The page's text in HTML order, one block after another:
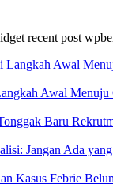
recent post
Awal
Baru
Jangan Ada
Kasus Febrie